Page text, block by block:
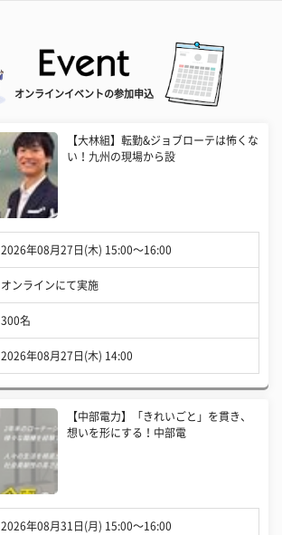
オンラインイベントの参加申込
【大林組】転勤&ジョブローテは怖くな
い！九州の現場から設
2026年08月27日(木) 15:00〜16:00
オンラインにて実施
300名
2026年08月27日(木) 14:00
【中部電力】「きれいごと」を貫き、
想いを形にする！中部電
2026年08月31日(月) 15:00〜16:00